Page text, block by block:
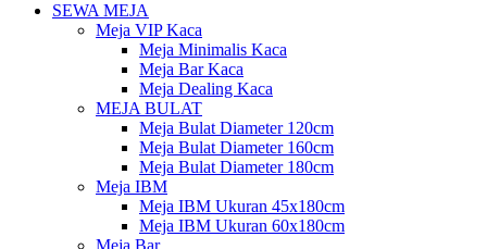
SEWA MEJA
Meja VIP Kaca
Meja Minimalis Kaca
Meja Bar Kaca
Meja Dealing Kaca
MEJA BULAT
Meja Bulat Diameter 120cm
Meja Bulat Diameter 160cm
Meja Bulat Diameter 180cm
Meja IBM
Meja IBM Ukuran 45x180cm
Meja IBM Ukuran 60x180cm
Meja Bar